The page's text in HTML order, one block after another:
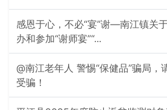
感恩于心，不必“宴”谢—南江镇关
办和参加“谢师宴”“...
@南江老年人 警惕“保健品”骗局，
受骗！